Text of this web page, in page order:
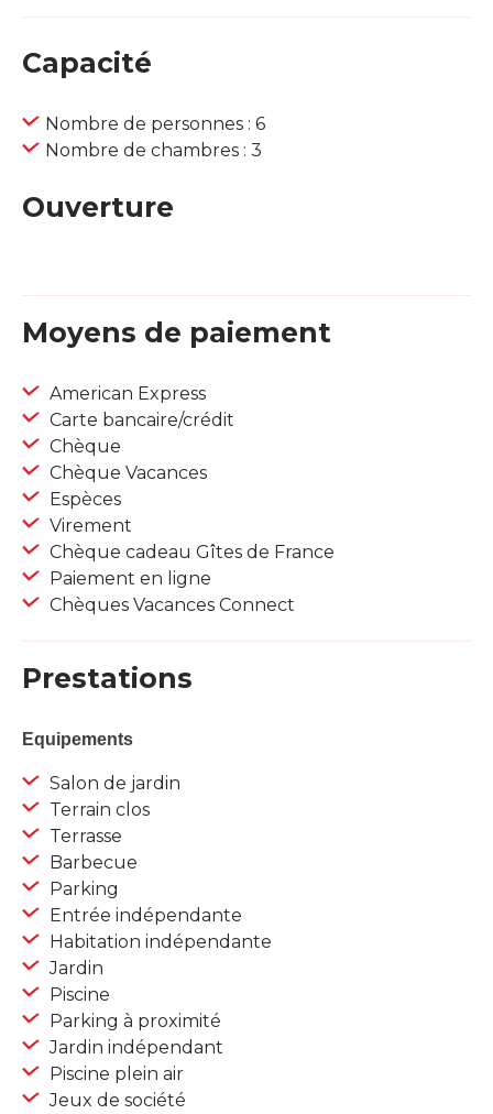
Capacité
Nombre de personnes : 6
Nombre de chambres : 3
Ouverture
Moyens de paiement
American Express
Carte bancaire/crédit
Chèque
Chèque Vacances
Espèces
Virement
Chèque cadeau Gîtes de France
Paiement en ligne
Chèques Vacances Connect
Prestations
Equipements
Salon de jardin
Terrain clos
Terrasse
Barbecue
Parking
Entrée indépendante
Habitation indépendante
Jardin
Piscine
Parking à proximité
Jardin indépendant
Piscine plein air
Jeux de société